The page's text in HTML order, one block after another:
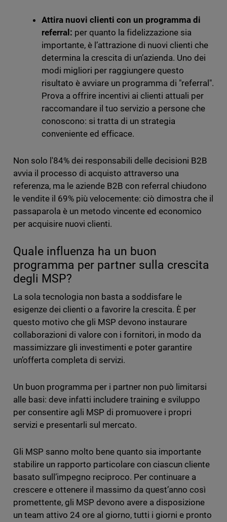
Attira nuovi clienti con un programma di
referral: per quanto la fidelizzazione sia
importante, è l’attrazione di nuovi clienti che
determina la crescita di un’azienda. Uno dei
modi migliori per raggiungere questo
risultato è avviare un programma di "referral".
Prova a offrire incentivi ai clienti attuali per
raccomandare il tuo servizio a persone che
conoscono: si tratta di un strategia
conveniente ed efficace.
Non solo l'84% dei responsabili delle decisioni B2B
avvia il processo di acquisto attraverso una
referenza, ma le aziende B2B con referral chiudono
le vendite il 69% più velocemente: ciò dimostra che il
passaparola è un metodo vincente ed economico
per acquisire nuovi clienti.
Quale influenza ha un buon
programma per partner sulla crescita
degli MSP?
La sola tecnologia non basta a soddisfare le
esigenze dei clienti o a favorire la crescita. È per
questo motivo che gli MSP devono instaurare
collaborazioni di valore con i fornitori, in modo da
massimizzare gli investimenti e poter garantire
un’offerta completa di servizi.
Un buon programma per i partner non può limitarsi
alle basi: deve infatti includere training e sviluppo
per consentire agli MSP di promuovere i propri
servizi e presentarli sul mercato.
Gli MSP sanno molto bene quanto sia importante
stabilire un rapporto particolare con ciascun cliente
basato sull’impegno reciproco. Per continuare a
crescere e ottenere il massimo da quest’anno così
promettente, gli MSP devono avere a disposizione
un team attivo 24 ore al giorno, tutti i giorni e pronto